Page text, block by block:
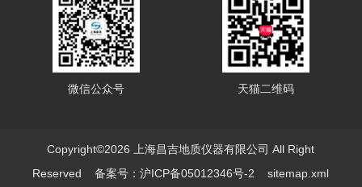
微信公众号 天猫二维码
Copyright©2026 上海昌吉地质仪器有限公司 All Right
Reserved备案号：沪ICP备05012346号-2 sitemap.xml